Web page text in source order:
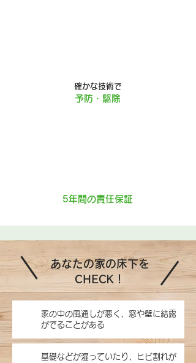
確かな技術で
予防・駆除
5年間の責任保証
あなたの家の床下を
CHECK！
家の中の風通しが悪く、窓や壁に結露
がでることがある
基礎などが湿っていたり、ヒビ割れが